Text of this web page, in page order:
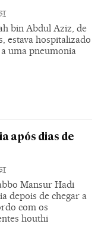
bin Abdul Aziz, de
estava hospitalizado
uma pneumonia
após dias de
Mansur Hadi
depois de chegar a
com os
houthi